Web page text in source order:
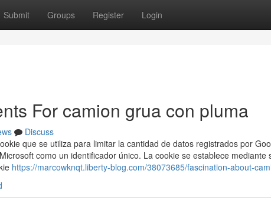
Submit Groups Register Login
For camion grua con pluma
Discuss
que se utiliza para limitar la cantidad de datos registrados por
como un identificador único. La cookie se establece mediante
https://marcowknqt.liberty-blog.com/38073685/fascination-about-